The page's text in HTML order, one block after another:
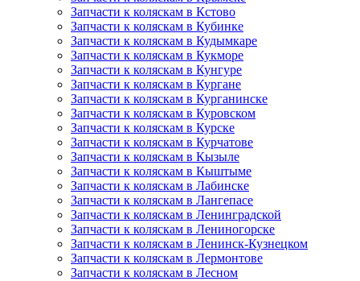
Запчасти к коляскам в Кстово
Запчасти к коляскам в Кубинке
Запчасти к коляскам в Кудымкаре
Запчасти к коляскам в Кукморе
Запчасти к коляскам в Кунгуре
Запчасти к коляскам в Кургане
Запчасти к коляскам в Курганинске
Запчасти к коляскам в Куровском
Запчасти к коляскам в Курске
Запчасти к коляскам в Курчатове
Запчасти к коляскам в Кызыле
Запчасти к коляскам в Кыштыме
Запчасти к коляскам в Лабинске
Запчасти к коляскам в Лангепасе
Запчасти к коляскам в Ленинградской
Запчасти к коляскам в Лениногорске
Запчасти к коляскам в Ленинск-Кузнецком
Запчасти к коляскам в Лермонтове
Запчасти к коляскам в Лесном